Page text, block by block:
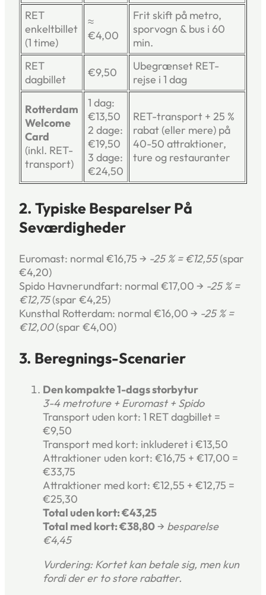
RET
enkeltbillet
(1 time)
≈
€4,00
Frit skift på metro,
sporvogn & bus i 60
min.
RET
dagbillet
€9,50
Ubegrænset RET-
rejse i 1 dag
Rotterdam
Welcome
Card
(inkl. RET-
transport)
1 dag:
€13,50
2 dage:
€19,50
3 dage:
€24,50
RET-transport + 25 %
rabat (eller mere) på
40-50 attraktioner,
ture og restauranter
2. Typiske Besparelser På
Seværdigheder
Euromast: normal €16,75 → -25 % = €12,55(spar
€4,20)
Spido Havnerundfart: normal €17,00 → -25 % =
€12,75(spar €4,25)
Kunsthal Rotterdam: normal €16,00 → -25 % =
€12,00(spar €4,00)
3. Beregnings-Scenarier
Den kompakte 1-dags storbytur
3-4 metroture + Euromast + Spido
Transport uden kort: 1 RET dagbillet =
€9,50
Transport med kort: inkluderet i €13,50
Attraktioner uden kort: €16,75 + €17,00 =
€33,75
Attraktioner med kort: €12,55 + €12,75 =
€25,30
Total uden kort: €43,25
Total med kort: €38,80→ besparelse
€4,45
Vurdering: Kortet kan betale sig, men kun
fordi der er to store rabatter.